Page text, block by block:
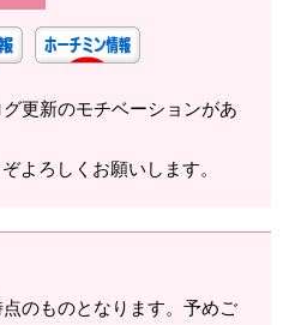
更新のモチベーションがあ
よろしくお願いします。
のものとなります。予めご